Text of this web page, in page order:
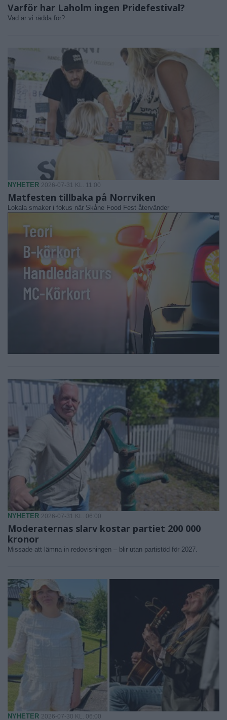
Varför har Laholm ingen Pridefestival?
Vad är vi rädda för?
NYHETER 2026-07-31 KL. 11:00
Matfesten tillbaka på Norrviken
Lokala smaker i fokus när Skåne Food Fest återvänder
NYHETER 2026-07-31 KL. 06:00
Moderaternas slarv kostar partiet 200 000
kronor
Missade att lämna in redovisningen – blir utan partistöd för 2027.
NYHETER 2026-07-30 KL. 06:00